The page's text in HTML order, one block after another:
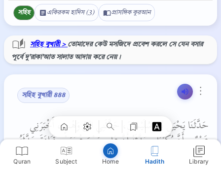
Quran Subject Home Hadith Library
সহিহ একিরকম হাদিস (3) প্রাসঙ্গিক কুরআন
সহিহ বুখারী > তোমাদের কেউ মসজিদে প্রবেশ করলে সে যেন বসার
পূর্বে দু’রাকা’আত সালাত আদায় করে নেয়।
⋮
সহিহ বুখারী ৪৪৪
حَدَّثَنَا يَحْيَى بْنُ سُلَيْمَانَ، حَدَّثَنِي ابْنُ وَهْبٍ، أَخْبَرَنِي
عَمْرٌو، أَنَّ بُكَيْرًا، حَدَّثَهُ أَنَّ عَاصِمَ بْنَ عُمَرَ بْنِ قَتَادَةَ حَدَّثَهُ
أَنَّهُ، سَمِعَ عُبَيْدَ اللَّهِ الْخَوْلاَنِيَّ، أَنَّهُ سَمِعَ عُثْمَانَ بْنَ عَفَّانَ،
Copy